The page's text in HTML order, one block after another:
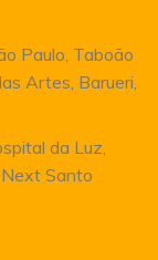
Paulo, Taboão
Artes, Barueri,
da Luz,
Santo